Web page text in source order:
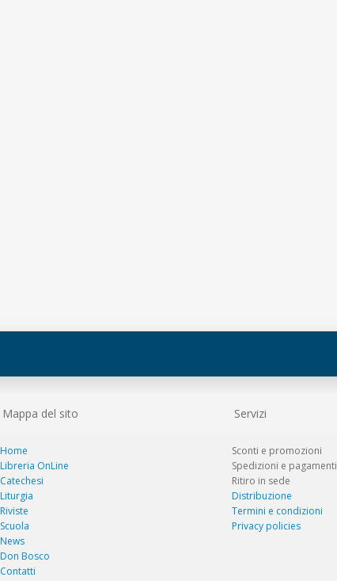
Mappa del sito Servizi
Home
Libreria OnLine
Catechesi
Liturgia
Riviste
Scuola
News
Don Bosco
Contatti
Sconti e promozioni
Spedizioni e pagamenti
Ritiro in sede
Distribuzione
Termini e condizioni
Privacy policies